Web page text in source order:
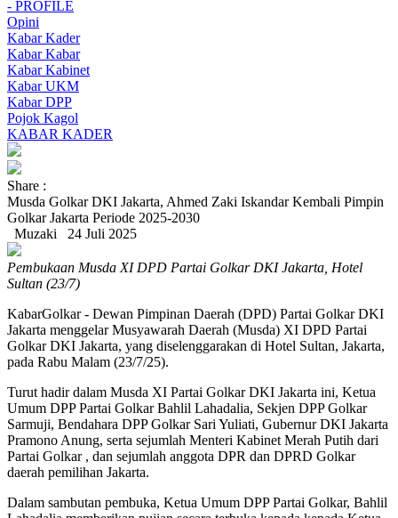
- PROFILE
Opini
Kabar Kader
Kabar Kabar
Kabar Kabinet
Kabar UKM
Kabar DPP
Pojok Kagol
KABAR KADER
Share :
Musda Golkar DKI Jakarta, Ahmed Zaki Iskandar Kembali Pimpin
Golkar Jakarta Periode 2025-2030
Muzaki
24 Juli 2025
Pembukaan Musda XI DPD Partai Golkar DKI Jakarta, Hotel
Sultan (23/7)
KabarGolkar - Dewan Pimpinan Daerah (DPD) Partai Golkar DKI
Jakarta menggelar Musyawarah Daerah (Musda) XI DPD Partai
Golkar DKI Jakarta, yang diselenggarakan di Hotel Sultan, Jakarta,
pada Rabu Malam (23/7/25).
Turut hadir dalam Musda XI Partai Golkar DKI Jakarta ini, Ketua
Umum DPP Partai Golkar Bahlil Lahadalia, Sekjen DPP Golkar
Sarmuji, Bendahara DPP Golkar Sari Yuliati, Gubernur DKI Jakarta
Pramono Anung, serta sejumlah Menteri Kabinet Merah Putih dari
Partai Golkar , dan sejumlah anggota DPR dan DPRD Golkar
daerah pemilihan Jakarta.
Dalam sambutan pembuka, Ketua Umum DPP Partai Golkar, Bahlil